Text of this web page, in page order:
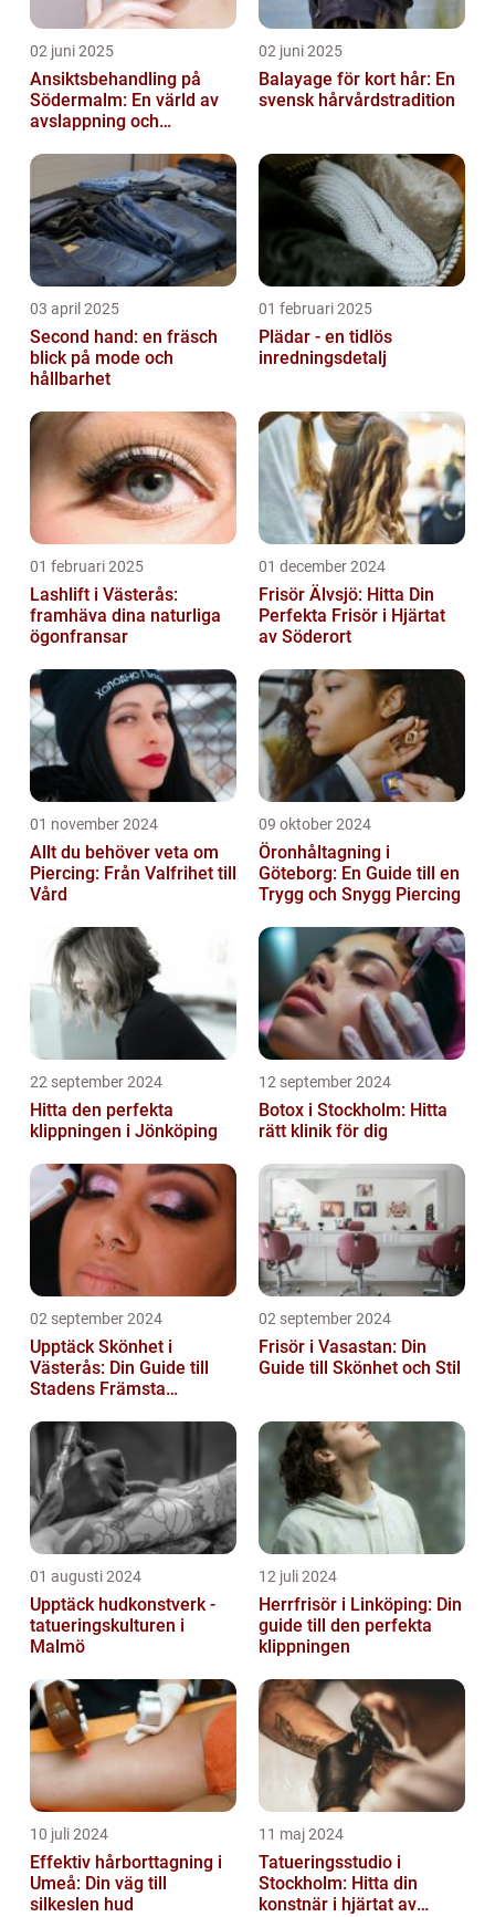
02 juni 2025
Ansiktsbehandling på
Södermalm: En värld av
avslappning och
02 juni 2025
Balayage för kort hår: En
svensk hårvårdstradition
03 april 2025
Second hand: en fräsch
blick på mode och
hållbarhet
01 februari 2025
Plädar - en tidlös
inredningsdetalj
01 februari 2025
Lashlift i Västerås:
framhäva dina naturliga
ögonfransar
01 december 2024
Frisör Älvsjö: Hitta Din
Perfekta Frisör i Hjärtat
av Söderort
01 november 2024
Allt du behöver veta om
Piercing: Från Valfrihet till
Vård
09 oktober 2024
Öronhåltagning i
Göteborg: En Guide till en
Trygg och Snygg Piercing
22 september 2024
Hitta den perfekta
klippningen i Jönköping
12 september 2024
Botox i Stockholm: Hitta
rätt klinik för dig
02 september 2024
Upptäck Skönhet i
Västerås: Din Guide till
Stadens Främsta
02 september 2024
Frisör i Vasastan: Din
Guide till Skönhet och Stil
01 augusti 2024
Upptäck hudkonstverk -
tatueringskulturen i
Malmö
12 juli 2024
Herrfrisör i Linköping: Din
guide till den perfekta
klippningen
10 juli 2024
Effektiv hårborttagning i
Umeå: Din väg till
silkeslen hud
11 maj 2024
Tatueringsstudio i
Stockholm: Hitta din
konstnär i hjärtat av